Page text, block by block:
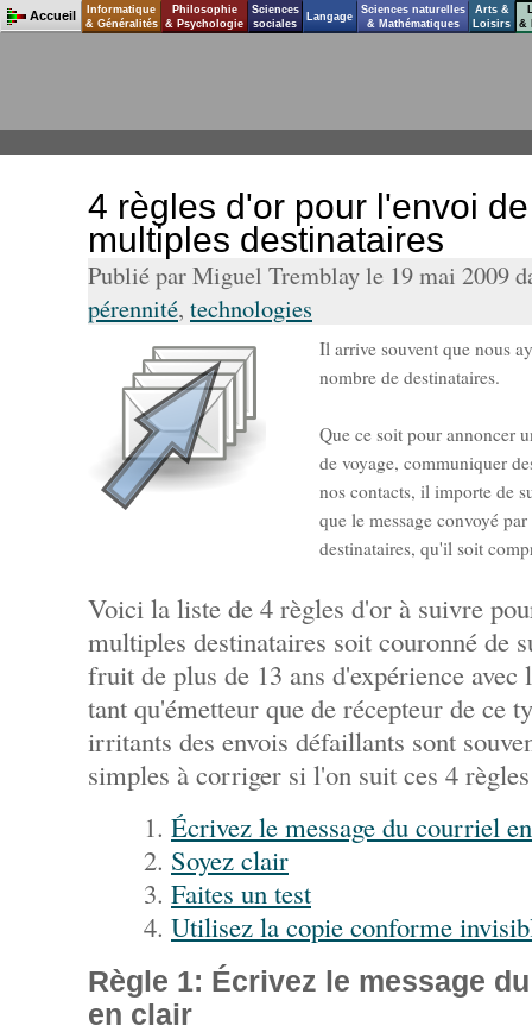
4 règles d'or pour l'envoi
multiples destinataires
Publié par Miguel Tremblay le 19 mai 2009
pérennité, technologies
Il arrive souvent que nous
nombre de destinataires.
Que ce soit pour annoncer
de voyage, communiquer
nos contacts, il importe de
que le message convoyé
destinataires, qu'il soit
Voici la liste de 4 règles d'or à suivre
multiples destinataires soit couronné de
fruit de plus de 13 ans d'expérience
tant qu'émetteur que de récepteur de ce
irritants des envois défaillants sont
simples à corriger si l'on suit ces 4
Écrivez le message du courriel
Soyez clair
Faites un test
Utilisez la copie conforme
Règle 1: Écrivez le message
en clair
Accueil
Informatique
& Généralités
Philosophie
& Psychologie
Sciences
sociales
Langage
Sciences naturelles
& Mathématiques
Arts &
Loisirs
&